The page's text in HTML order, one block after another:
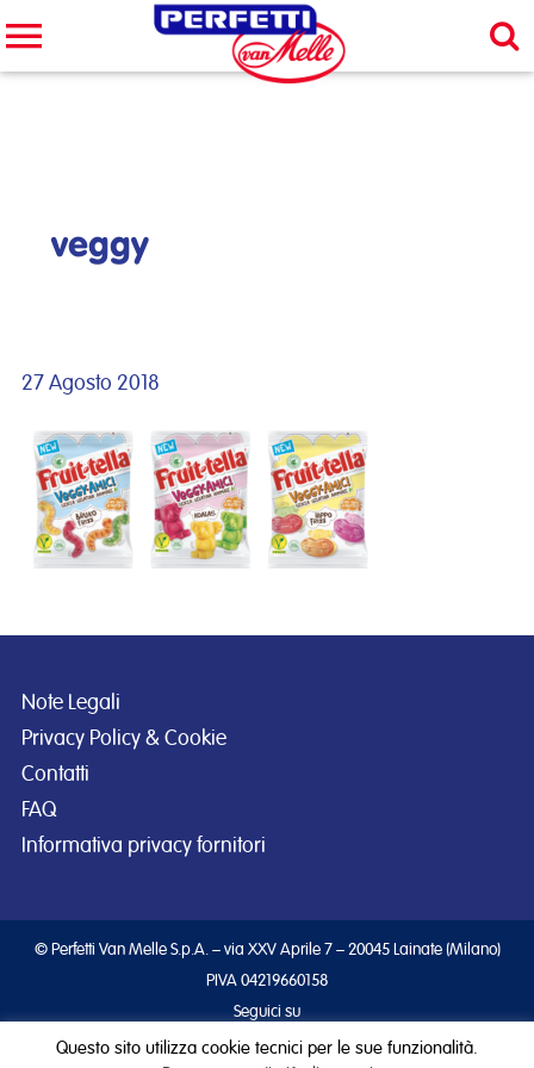
Cerca nel sito
veggy
27 Agosto 2018
Note Legali
Privacy Policy & Cookie
Contatti
FAQ
Informativa privacy fornitori
© Perfetti Van Melle S.p.A. – via XXV Aprile 7 – 20045 Lainate (Milano)
PIVA 04219660158
Seguici su
Questo sito utilizza cookie tecnici per le sue funzionalità.